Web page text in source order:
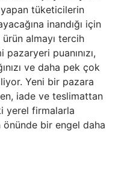
yapan tüketicilerin
inandığı için
almayı tercih
puanınızı,
ve daha pek çok
Yeni bir pazara
iade ve teslimattan
yerel firmalarla
önünde bir engel daha